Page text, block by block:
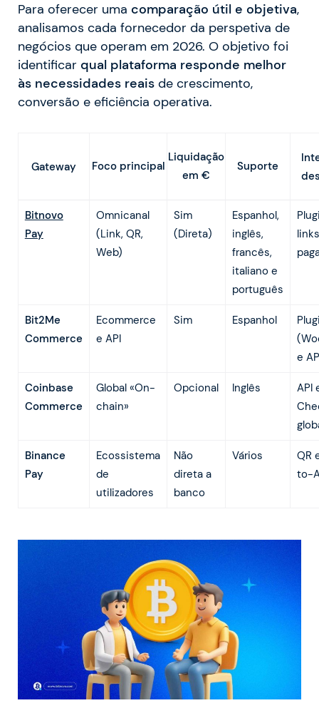
Para oferecer uma comparação útil e objetiva,
analisamos cada fornecedor da perspetiva de
negócios que operam em 2026. O objetivo foi
identificar qual plataforma responde melhor
às necessidades reais de crescimento,
conversão e eficiência operativa.
Gateway Foco principal
Liquidação
em €
Suporte
Bitnovo
Pay
Omnicanal
(Link, QR,
Web)
Sim
(Direta)
Espanhol,
inglês,
francês,
italiano e
português
Bit2Me
Commerce
Ecommerce
e API
Sim Espanhol
e
Coinbase
Commerce
Global «On-
chain»
Opcional Inglês
API
Binance
Pay
Ecossistema
de
utilizadores
Não
direta a
banco
Vários
QR
to-